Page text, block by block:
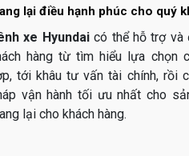
lại điều hạnh phúc cho quý
xe Hyundaicó thể hỗ trợ và
hàng từ tìm hiểu lựa chọn
tới khâu tư vấn tài chính, rồi
vận hành tối ưu nhất cho
lại cho khách hàng.